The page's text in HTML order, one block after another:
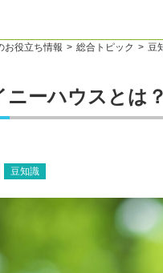
お役立ち情報 総合トピック 豆
ニーハウスとは？
豆知識